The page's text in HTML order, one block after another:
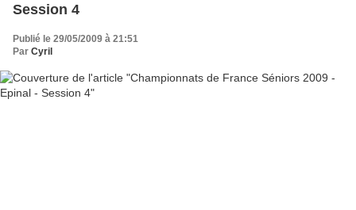
Session 4
Publié le 29/05/2009 à 21:51
Par Cyril